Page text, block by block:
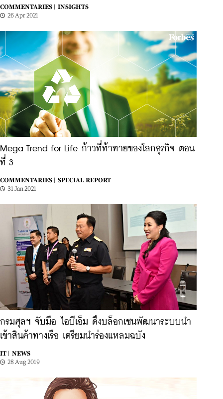
COMMENTARIES |
INSIGHTS
26 Apr 2021
Mega Trend for Life ก้าวที่ท้าทายของโลกธุรกิจ ตอน
ที่ 3
COMMENTARIES |
SPECIAL REPORT
31 Jan 2021
กรมศุลฯ จับมือ ไอบีเอ็ม ดึงบล็อกเชนพัฒนาระบบนำ
เข้าสินค้าทางเรือ เตรียมนำร่องแหลมฉบัง
IT |
NEWS
28 Aug 2019